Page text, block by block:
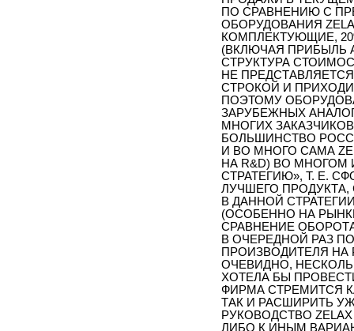
ПО СРАВНЕНИЮ С
ОБОРУДОВАНИЯ
КОМПЛЕКТУЮЩИЕ,
(ВКЛЮЧАЯ ПРИБЫЛЬ
СТРУКТУРА
НЕ
СТРОКОЙ И
ПОЭТОМУ
ЗАРУБЕЖНЫХ
МНОГИХ
БОЛЬШИНСТВО
И ВО МНОГО САМА
НА R&D) ВО
СТРАТЕГИЮ», Т. Е.
ЛУЧШЕГО
В ДАННОЙ
(ОСОБЕННО НА
СРАВНЕНИЕ
В ОЧЕРЕДНОЙ РАЗ
ПРОИЗВОДИТЕЛЯ НА
ОЧЕВИДНО,
ХОТЕЛА БЫ
ФИРМА СТРЕМИТСЯ
ТАК И РАСШИРИТЬ
РУКОВОДСТВО
ЛИБО К ИНЫМ